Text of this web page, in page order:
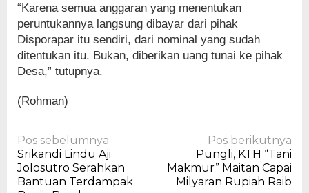
“Karena semua anggaran yang menentukan
peruntukannya langsung dibayar dari pihak
Disporapar itu sendiri, dari nominal yang sudah
ditentukan itu. Bukan, diberikan uang tunai ke pihak
Desa,” tutupnya.
(Rohman)
Navigasi
pos
Pos sebelumnya
Srikandi Lindu Aji
Jolosutro Serahkan
Bantuan Terdampak
Pos berikutnya
Pungli, KTH “Tani
Makmur” Maitan Capai
Milyaran Rupiah Raib